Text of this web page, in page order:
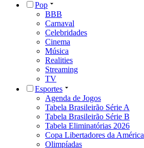
Pop
BBB
Carnaval
Celebridades
Cinema
Música
Realities
Streaming
TV
Esportes
Agenda de Jogos
Tabela Brasileirão Série A
Tabela Brasileirão Série B
Tabela Eliminatórias 2026
Copa Libertadores da América
Olimpíadas